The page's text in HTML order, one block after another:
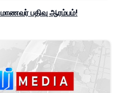
பதிவு ஆரம்பம்!